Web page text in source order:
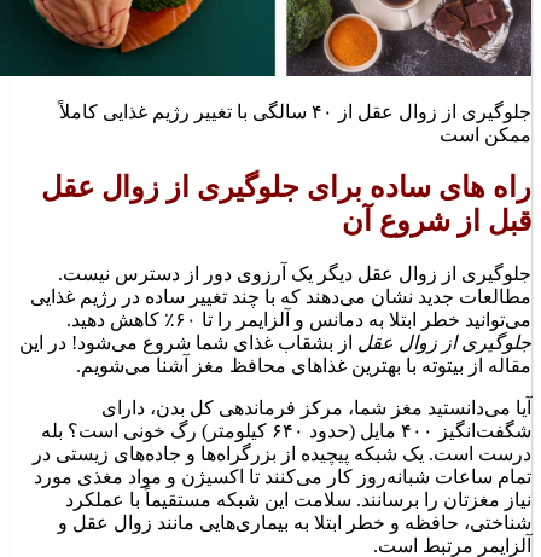
جلوگیری از زوال عقل از ۴۰ سالگی با تغییر رژیم غذایی کاملاً
ممکن است
راه های ساده برای جلوگیری از زوال عقل
قبل از شروع آن
جلوگیری از زوال عقل دیگر یک آرزوی دور از دسترس نیست.
مطالعات جدید نشان می‌دهند که با چند تغییر ساده در رژیم غذایی
می‌توانید خطر ابتلا به دمانس و آلزایمر را تا ۶۰٪ کاهش دهید.
جلوگیری از زوال عقل از بشقاب غذای شما شروع می‌شود! در این
مقاله از بیتوته با بهترین غذاهای محافظ مغز آشنا می‌شویم.
آیا می‌دانستید مغز شما، مرکز فرماندهی کل بدن، دارای
شگفت‌انگیز ۴۰۰ مایل (حدود ۶۴۰ کیلومتر) رگ خونی است؟ بله
درست است. یک شبکه پیچیده از بزرگراه‌ها و جاده‌های زیستی در
تمام ساعات شبانه‌روز کار می‌کنند تا اکسیژن و مواد مغذی مورد
نیاز مغزتان را برسانند. سلامت این شبکه مستقیماً با عملکرد
شناختی، حافظه و خطر ابتلا به بیماری‌هایی مانند زوال عقل و
آلزایمر مرتبط است.